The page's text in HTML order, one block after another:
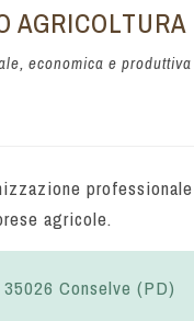
AGRICOLTURA
economica e produttiva
agricole.
Conselve (PD)